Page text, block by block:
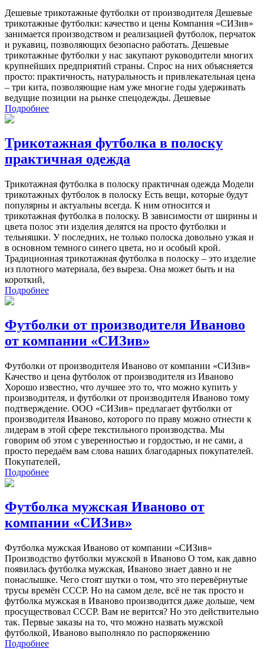
Дешевые трикотажные футболки от производителя Дешевые
трикотажные футболки: качество и цены Компания «СИЗив»
занимается производством и реализацией футболок, перчаток
и рукавиц, позволяющих безопасно работать. Дешевые
трикотажные футболки у нас закупают руководители многих
крупнейших предприятий страны. Спрос на них объясняется
просто: практичность, натуральность и привлекательная цена
– три кита, позволяющие нам уже многие годы удерживать
ведущие позиции на рынке спецодежды. Дешевые
Подробнее
Трикотажная футболка в полоску
практичная одежда
Трикотажная футболка в полоску практичная одежда Модели
трикотажных футболок в полоску Есть вещи, которые будут
популярны и актуальны всегда. К ним относится и
трикотажная футболка в полоску. В зависимости от ширины и
цвета полос эти изделия делятся на просто футболки и
тельняшки. У последних, не только полоска довольно узкая и
в основном темного синего цвета, но и особый крой.
Традиционная трикотажная футболка в полоску – это изделие
из плотного материала, без выреза. Она может быть и на
короткий,
Подробнее
Футболки от производителя Иваново
от компании «СИЗив»
Футболки от производителя Иваново от компании «СИЗив»
Качество и цена футболок от производителя из Иваново
Хорошо известно, что лучшее это то, что можно купить у
производителя, и футболки от производителя Иваново тому
подтверждение. ООО «СИЗив» предлагает футболки от
производителя Иваново, которого по праву можно отнести к
лидерам в этой сфере текстильного производства. Мы
говорим об этом с уверенностью и гордостью, и не сами, а
просто передаём вам слова наших благодарных покупателей.
Покупателей,
Подробнее
Футболка мужская Иваново от
компании «СИЗив»
Футболка мужская Иваново от компании «СИЗив»
Производство футболки мужской в Иваново О том, как давно
появилась футболка мужская, Иваново знает давно и не
понаслышке. Чего стоят шутки о том, что это перевёрнутые
трусы времён СССР. Но на самом деле, всё не так просто и
футболка мужская в Иваново производится даже дольше, чем
просуществовал СССР. Вам не верится? Но это действительно
так. Первые заказы на то, что можно назвать мужской
футболкой, Иваново выполняло по распоряжению
Подробнее